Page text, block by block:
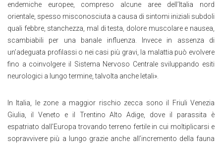
endemiche europee, compreso alcune aree dell’Italia nord
orientale, spesso misconosciuta a causa di sintomi iniziali subdoli
quali febbre, stanchezza, mal di testa, dolore muscolare e nausea,
scambiabili per una banale influenza. Invece in assenza di
un’adeguata profilassi o nei casi più gravi, la malattia può evolvere
fino a coinvolgere il Sistema Nervoso Centrale sviluppando esiti
neurologici a lungo termine, talvolta anche letali».
In Italia, le zone a maggior rischio zecca sono il Friuli Venezia
Giulia, il Veneto e il Trentino Alto Adige, dove il parassita è
espatriato dall’Europa trovando terreno fertile in cui moltiplicarsi e
sopravvivere più a lungo grazie anche all’incremento della fauna